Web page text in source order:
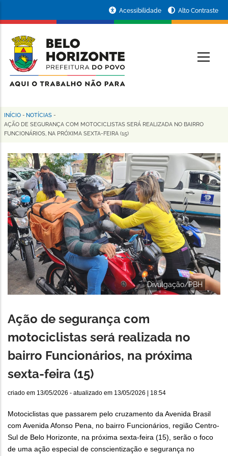
conteúdo
principal
da
Prefeitura
de
Horizonte
Acessibilidade Alto Contraste
Trilha
de
navegação
INÍCIO - NOTÍCIAS -
AÇÃO DE SEGURANÇA COM MOTOCICLISTAS SERÁ REALIZADA NO BAIRRO
FUNCIONÁRIOS, NA PRÓXIMA SEXTA-FEIRA (15)
Divulgação/PBH
Ação de segurança com
motociclistas será realizada no
bairro Funcionários, na próxima
sexta-feira (15)
criado em 13/05/2026 - atualizado em 13/05/2026 | 18:54
Motociclistas que passarem pelo cruzamento da Avenida Brasil
com Avenida Afonso Pena, no bairro Funcionários, região Centro-
Sul de Belo Horizonte, na próxima sexta-feira (15), serão o foco
de uma ação especial de conscientização e segurança no